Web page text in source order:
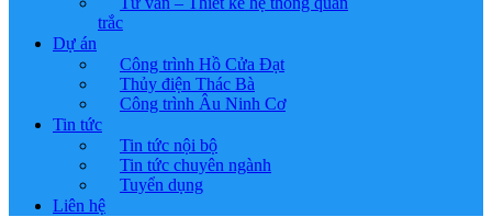
trắc
Dự án
Công trình Hồ Cửa Đạt
Thủy điện Thác Bà
Công trình Âu Ninh Cơ
Tin tức
Tin tức nội bộ
Tin tức chuyên ngành
Tuyển dụng
Liên hệ